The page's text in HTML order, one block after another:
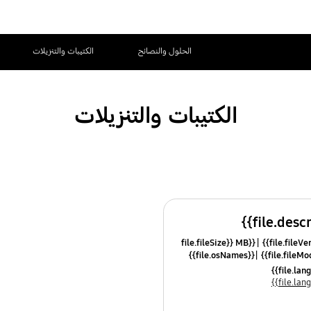
الحلول والنصائح الكتيبات والتنزيلات
الكتيبات والتنزيلات
{{file.fileSize}} MB
{{file.osNames}}